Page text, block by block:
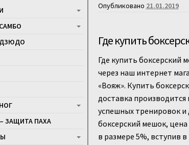
Опубликовано 21.01.2019
Где купить
Где купить боксерский
через наш интернет
«Вояж». Купить
доставка
успешных тренировок и
боксерский мешок,
в размере 5%, вступив
ДЗЮДО
ЗАЩИТА ПАХА